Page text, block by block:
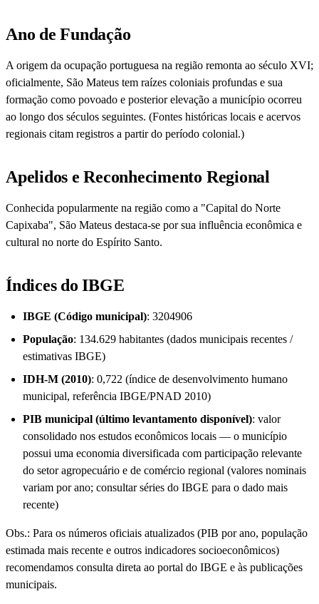
Ano de Fundação
A origem da ocupação portuguesa na região remonta ao século XVI;
oficialmente, São Mateus tem raízes coloniais profundas e sua
formação como povoado e posterior elevação a município ocorreu
ao longo dos séculos seguintes. (Fontes históricas locais e acervos
regionais citam registros a partir do período colonial.)
Apelidos e Reconhecimento Regional
Conhecida popularmente na região como a "Capital do Norte
Capixaba", São Mateus destaca-se por sua influência econômica e
cultural no norte do Espírito Santo.
Índices do IBGE
IBGE (Código municipal): 3204906
População: 134.629 habitantes (dados municipais recentes /
estimativas IBGE)
IDH-M (2010): 0,722 (índice de desenvolvimento humano
municipal, referência IBGE/PNAD 2010)
PIB municipal (último levantamento disponível): valor
consolidado nos estudos econômicos locais — o município
possui uma economia diversificada com participação relevante
do setor agropecuário e de comércio regional (valores nominais
variam por ano; consultar séries do IBGE para o dado mais
recente)
Obs.: Para os números oficiais atualizados (PIB por ano, população
estimada mais recente e outros indicadores socioeconômicos)
recomendamos consulta direta ao portal do IBGE e às publicações
municipais.